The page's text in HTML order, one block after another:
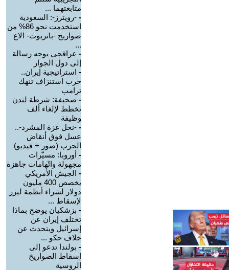
متابعتهما ...
- -رويترز-: السعودية
استخدمت نحو 86% من
صواريخ -باتريوت- الاع
...
- عراقجي يوجه رسالة
إلى دول الجوار
- استراتيجية إيران..
حرب استنزاف تنهك
ترامب
- صحيفة: شرطة لندن
تخطط لإلغاء ألف
وظيفة
- -نحل غزة المشرد-..
عسل فوق أنقاض
الحرب (صور + فيديو)
- أوروبا: مسيّرات
مجهولة واتّهامات جاهزة
- الجيش الأمريكي
يخصص 400 مليون
دولار لشراء أنظمة ليزر
لإسقاط ...
- بزشكيان يوضح بماذا
تختلف إيران عن
إسرائيل ويتحدث عن
خلاف حكو ...
- بولندا تدعو إلى
إسقاط الصواريخ
الروسية